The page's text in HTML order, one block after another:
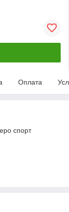
Оплата
спорт